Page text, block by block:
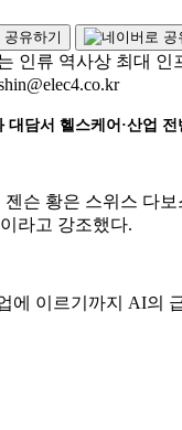
인류 역사상 최대 인
대담서 헬스케어·산업
슨 황은 스위스 다
라고 강조했다.
에 이르기까지 AI의